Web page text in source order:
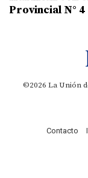
Provincial N° 4
©2026 La Unión
Contacto